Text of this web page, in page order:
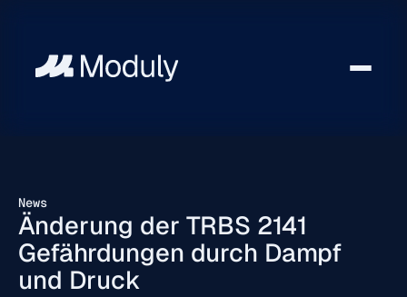
News
Änderung der TRBS 2141
Gefährdungen durch Dampf
und Druck